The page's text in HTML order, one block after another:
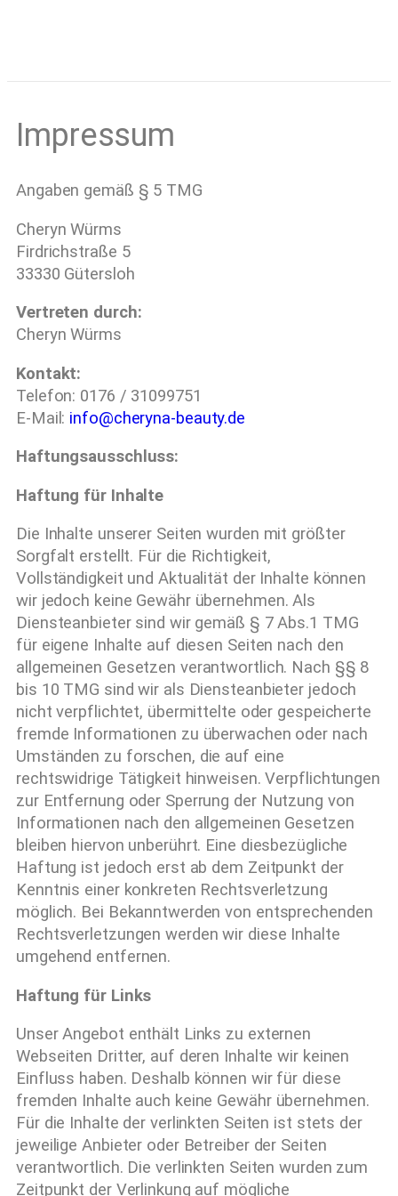
Impressum
Angaben gemäß § 5 TMG
Cheryn Würms
Firdrichstraße 5
33330 Gütersloh
Vertreten durch:
Cheryn Würms
Kontakt:
Telefon: 0176 / 31099751
E-Mail: info@cheryna-beauty.de
Haftungsausschluss:
Haftung für Inhalte
Die Inhalte unserer Seiten wurden mit größter
Sorgfalt erstellt. Für die Richtigkeit,
Vollständigkeit und Aktualität der Inhalte können
wir jedoch keine Gewähr übernehmen. Als
Diensteanbieter sind wir gemäß § 7 Abs.1 TMG
für eigene Inhalte auf diesen Seiten nach den
allgemeinen Gesetzen verantwortlich. Nach §§ 8
bis 10 TMG sind wir als Diensteanbieter jedoch
nicht verpflichtet, übermittelte oder gespeicherte
fremde Informationen zu überwachen oder nach
Umständen zu forschen, die auf eine
rechtswidrige Tätigkeit hinweisen. Verpflichtungen
zur Entfernung oder Sperrung der Nutzung von
Informationen nach den allgemeinen Gesetzen
bleiben hiervon unberührt. Eine diesbezügliche
Haftung ist jedoch erst ab dem Zeitpunkt der
Kenntnis einer konkreten Rechtsverletzung
möglich. Bei Bekanntwerden von entsprechenden
Rechtsverletzungen werden wir diese Inhalte
umgehend entfernen.
Haftung für Links
Unser Angebot enthält Links zu externen
Webseiten Dritter, auf deren Inhalte wir keinen
Einfluss haben. Deshalb können wir für diese
fremden Inhalte auch keine Gewähr übernehmen.
Für die Inhalte der verlinkten Seiten ist stets der
jeweilige Anbieter oder Betreiber der Seiten
verantwortlich. Die verlinkten Seiten wurden zum
Zeitpunkt der Verlinkung auf mögliche